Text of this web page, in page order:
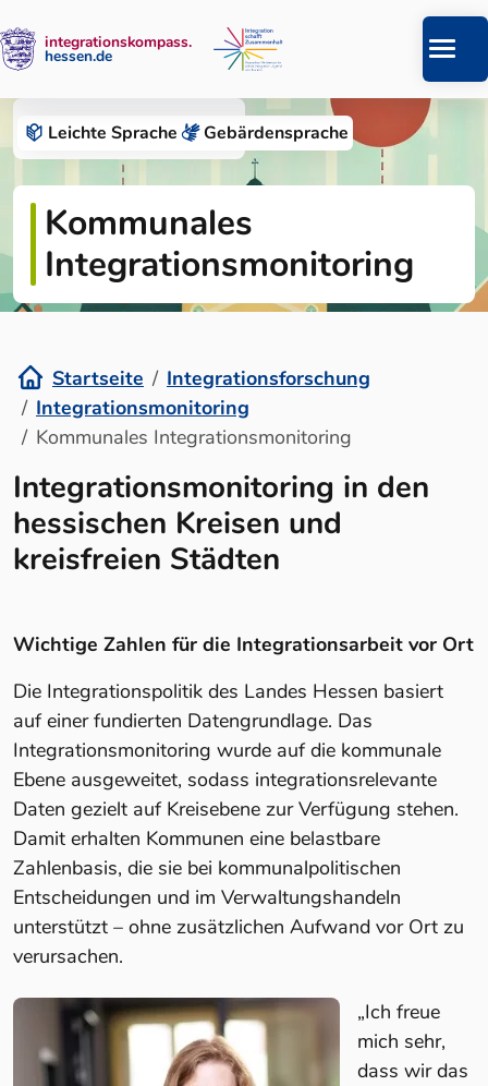
Leichte Sprache Gebärden­sprache
Zum Inhalt springen
integrationskompass.
hessen.de
Integrationsforschung
Kommunales
Integrationsmonitoring
Startseite
Integrationsforschung
Integrationsmonitoring
Kommunales Integrationsmonitoring
Integrationsmonitoring in den
hessischen Kreisen und
kreisfreien Städten
Wichtige Zahlen für die Integrationsarbeit vor Ort
Die Integrationspolitik des Landes Hessen basiert
auf einer fundierten Datengrundlage. Das
Integrationsmonitoring wurde auf die kommunale
Ebene ausgeweitet, sodass integrationsrelevante
Daten gezielt auf Kreisebene zur Verfügung stehen.
Damit erhalten Kommunen eine belastbare
Zahlenbasis, die sie bei kommunalpolitischen
Entscheidungen und im Verwaltungshandeln
unterstützt – ohne zusätzlichen Aufwand vor Ort zu
verursachen.
„Ich freue
mich sehr,
dass wir das